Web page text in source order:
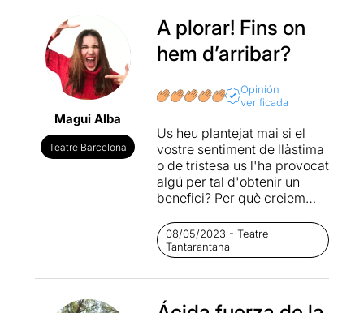
Magui Alba
Teatre Barcelona
A plorar! Fins on
hem d’arribar?
Opinión
verificada
Us heu plantejat mai si el
vostre sentiment de llàstima
o de tristesa us l'ha provocat
algú per tal d'obtenir un
benefici? Per què creiem
aconsegueixen plorar més a
un càsting són els que
mereixen el paper? La
protagonista d'aquesta
08/05/2023 - Teatre
Tantarantana